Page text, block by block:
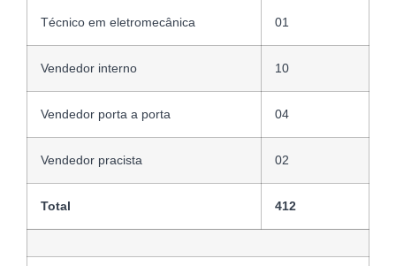
Técnico em eletromecânica 01
Vendedor interno 10
Vendedor porta a porta 04
Vendedor pracista 02
Total 412